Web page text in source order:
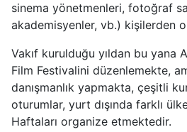
sinema yönetmenleri, fotoğraf
akademisyenler, vb.) kişilerden
Vakıf kurulduğu yıldan bu yana
Film Festivalini düzenlemekte,
danışmanlık yapmakta, çeşitli
oturumlar, yurt dışında farklı
Haftaları organize etmektedir.